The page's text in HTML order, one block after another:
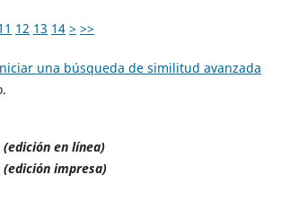
12 13 14 > >>
una búsqueda de similitud avanzada
(edición en línea)
(edición impresa)